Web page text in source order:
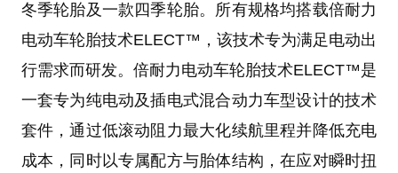
冬季轮胎及一款四季轮胎。所有规格均搭载倍耐力
电动车轮胎技术ELECT™，该技术专为满足电动出
行需求而研发。倍耐力电动车轮胎技术ELECT™是
一套专为纯电动及插电式混合动力车型设计的技术
套件，通过低滚动阻力最大化续航里程并降低充电
成本，同时以专属配方与胎体结构，在应对瞬时扭